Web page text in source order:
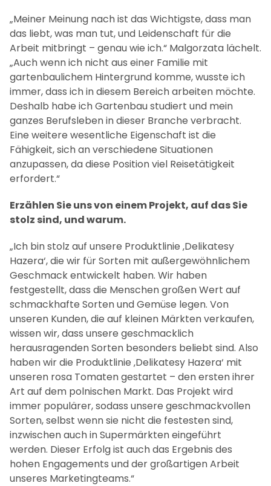
„Meiner Meinung nach ist das Wichtigste, dass man
das liebt, was man tut, und Leidenschaft für die
Arbeit mitbringt – genau wie ich.“ Malgorzata lächelt.
„Auch wenn ich nicht aus einer Familie mit
gartenbaulichem Hintergrund komme, wusste ich
immer, dass ich in diesem Bereich arbeiten möchte.
Deshalb habe ich Gartenbau studiert und mein
ganzes Berufsleben in dieser Branche verbracht.
Eine weitere wesentliche Eigenschaft ist die
Fähigkeit, sich an verschiedene Situationen
anzupassen, da diese Position viel Reisetätigkeit
erfordert.“
Erzählen Sie uns von einem Projekt, auf das Sie
stolz sind, und warum.
„Ich bin stolz auf unsere Produktlinie ‚Delikatesy
Hazera‘, die wir für Sorten mit außergewöhnlichem
Geschmack entwickelt haben. Wir haben
festgestellt, dass die Menschen großen Wert auf
schmackhafte Sorten und Gemüse legen. Von
unseren Kunden, die auf kleinen Märkten verkaufen,
wissen wir, dass unsere geschmacklich
herausragenden Sorten besonders beliebt sind. Also
haben wir die Produktlinie ‚Delikatesy Hazera‘ mit
unseren rosa Tomaten gestartet – den ersten ihrer
Art auf dem polnischen Markt. Das Projekt wird
immer populärer, sodass unsere geschmackvollen
Sorten, selbst wenn sie nicht die festesten sind,
inzwischen auch in Supermärkten eingeführt
werden. Dieser Erfolg ist auch das Ergebnis des
hohen Engagements und der großartigen Arbeit
unseres Marketingteams.“